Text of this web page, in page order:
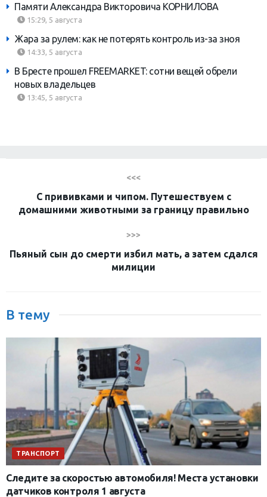
Памяти Александра Викторовича КОРНИЛОВА
15:29, 5 августа
Жара за рулем: как не потерять контроль из-за зноя
14:33, 5 августа
В Бресте прошел FREEMARKET: сотни вещей обрели
новых владельцев
13:45, 5 августа
<<<
С прививками и чипом. Путешествуем с
домашними животными за границу правильно
>>>
Пьяный сын до смерти избил мать, а затем сдался
милиции
В тему
ТРАНСПОРТ
Следите за скоростью автомобиля! Места установки
датчиков контроля 1 августа